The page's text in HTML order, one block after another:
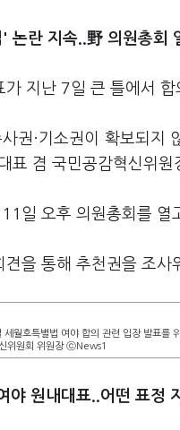
란 지속..野 의원총회
지난 7일 큰 틀에서
권·기소권이 확보되지
표 겸 국민공감혁신위
일 오후 의원총회를 열
을 통해 추천권을 조
월호특별법 여야 합의 관련 입장 발표를
위원회 위원장 ⓒNews1
원내대표..어떤 표정